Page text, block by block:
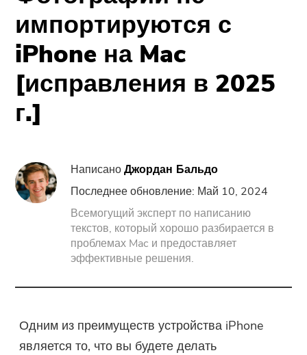
PowerMyMac
PowerUninstall
Video Converter
PDF Компрессор
Онлайн
Бесплатный видео конвертер
Free Video Editor
Бесплатный фотокомпрессор
импортируются с
iPhone на Mac
[исправления в 2025
г.]
НаписаноДжордан Бальдо
Последнее обновление: Май 10, 2024
Всемогущий эксперт по написанию
текстов, который хорошо разбирается в
проблемах Mac и предоставляет
эффективные решения.
Одним из преимуществ устройства iPhone
является то, что вы будете делать